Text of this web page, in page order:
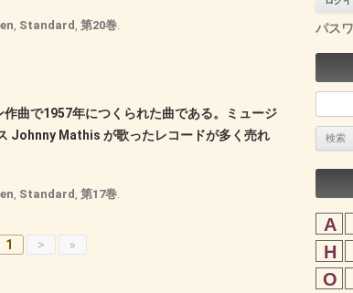
, Standard, 第20巻.
曲で1957年につくられた曲である。ミュージ
Johnny Mathis が歌ったレコードが多く売れ
, Standard, 第17巻.
1 > »
パス
索:
A
H
O